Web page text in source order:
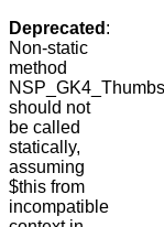
Deprecated :
Non-static
method
should not
be called
statically,
assuming
$this from
incompatible